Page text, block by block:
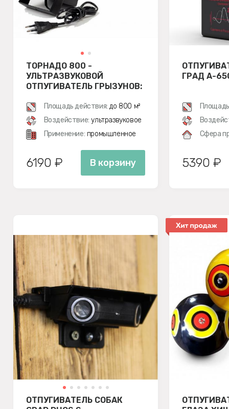
ТОРНАДО 800 -
УЛЬТРАЗВУКОВОЙ
ОТПУГИВАТЕЛЬ ГРЫЗУНОВ:
Площадь действия: до 800 м²
Воздействие: ультразвуковое
Применение: промышленное
6190 ₽ В корзину
ГРАД А-
Сфера
5390 ₽
ОТПУГИВАТЕЛЬ СОБАК